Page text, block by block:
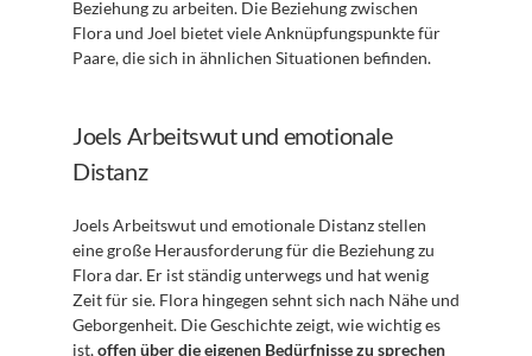
Beziehung zu arbeiten. Die Beziehung zwischen
Flora und Joel bietet viele Anknüpfungspunkte für
Paare, die sich in ähnlichen Situationen befinden.
Joels Arbeitswut und emotionale
Distanz
Joels Arbeitswut und emotionale Distanz stellen
eine große Herausforderung für die Beziehung zu
Flora dar. Er ist ständig unterwegs und hat wenig
Zeit für sie. Flora hingegen sehnt sich nach Nähe und
Geborgenheit. Die Geschichte zeigt, wie wichtig es
ist, offen über die eigenen Bedürfnisse zu sprechen